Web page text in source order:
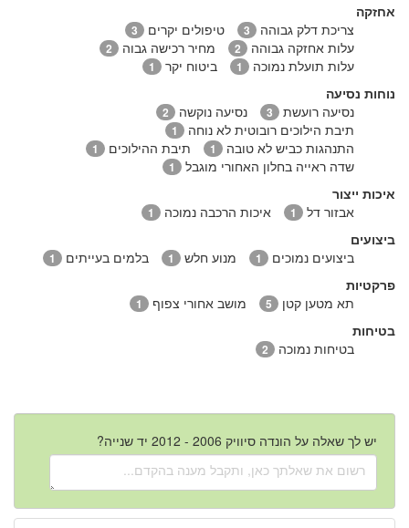
אחזקה
צריכת דלק גבוהה
3 טיפולים יקרים 3
עלות אחזקה גבוהה 2 מחיר רכישה גבוה 2
עלות תועלת נמוכה 1 ביטוח יקר 1
נוחות נסיעה
נסיעה רועשת
3 נסיעה נוקשה 2
תיבת הילוכים רובוטית לא נוחה 1
התנהגות כביש לא טובה 1 תיבת ההילוכים 1
שדה ראייה בחלון האחורי מוגבל 1
איכות ייצור
אבזור דל
1 איכות הרכבה נמוכה 1
ביצועים
ביצועים נמוכים
1 מנוע חלש 1 בלמים בעייתים 1
פרקטיות
תא מטען קטן
5 מושב אחורי צפוף 1
בטיחות
בטיחות נמוכה
2
יש לך שאלה על הונדה סיוויק 2006 - 2012 יד שנייה?